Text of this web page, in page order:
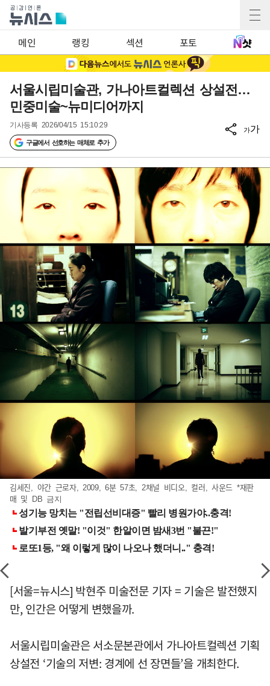
메인 랭킹 섹션 포토
서울시립미술관, 가나아트컬렉션 상설전…
민중미술~뉴미디어까지
기사등록 2026/04/15 15:10:29
구글에서 선호하는 매체로 추가
가가
김세진, 야간 근로자, 2009, 6분 57초, 2채널 비디오, 컬러, 사운드 *재판
매 및 DB 금지
[서울=뉴시스] 박현주 미술전문 기자 = 기술은 발전했지
만, 인간은 어떻게 변했을까.
서울시립미술관은 서소문본관에서 가나아트컬렉션 기획
상설전 ‘기술의 저변: 경계에 선 장면들’을 개최한다.